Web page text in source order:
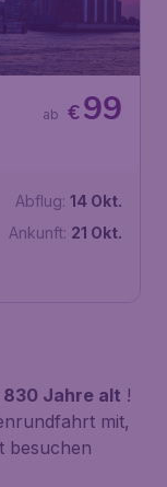
€99
ab
Abflug: 14 Okt.
Ankunft: 21 Okt.
830 Jahre alt !
mit,
besuchen